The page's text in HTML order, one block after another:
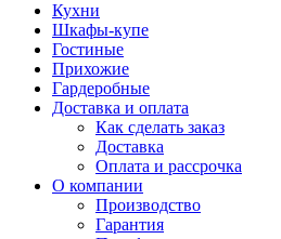
Кухни
Шкафы-купе
Гостиные
Прихожие
Гардеробные
Доставка и оплата
Как сделать заказ
Доставка
Оплата и рассрочка
О компании
Производство
Гарантия